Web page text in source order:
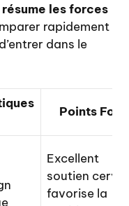
résume les forces
rapidement
dans le
Points
Excellent
soutien
favorise la